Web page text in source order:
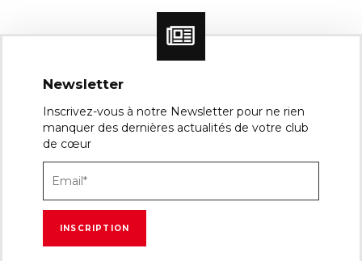
Newsletter
Inscrivez-vous à notre Newsletter pour ne rien
manquer des dernières actualités de votre club
de cœur